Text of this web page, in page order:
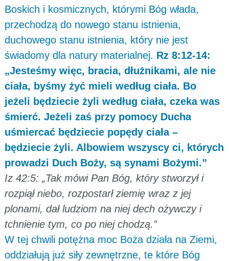
Boskich i kosmicznych, którymi Bóg włada,
przechodzą do nowego stanu istnienia,
duchowego stanu istnienia, który nie jest
świadomy dla natury materialnej. Rz 8:12-14:
„Jesteśmy więc, bracia, dłużnikami, ale nie
ciała, byśmy żyć mieli według ciała. Bo
jeżeli będziecie żyli według ciała, czeka was
śmierć. Jeżeli zaś przy pomocy Ducha
uśmiercać będziecie popędy ciała –
będziecie żyli. Albowiem wszyscy ci, których
prowadzi Duch Boży, są synami Bożymi.”
Iz 42:5: „Tak mówi Pan Bóg, który stworzył i
rozpiął niebo, rozpostarł ziemię wraz z jej
plonami, dał ludziom na niej dech ożywczy i
tchnienie tym, co po niej chodzą.”
W tej chwili potężna moc Boża działa na Ziemi,
oddziałują już siły zewnętrzne, te które Bóg